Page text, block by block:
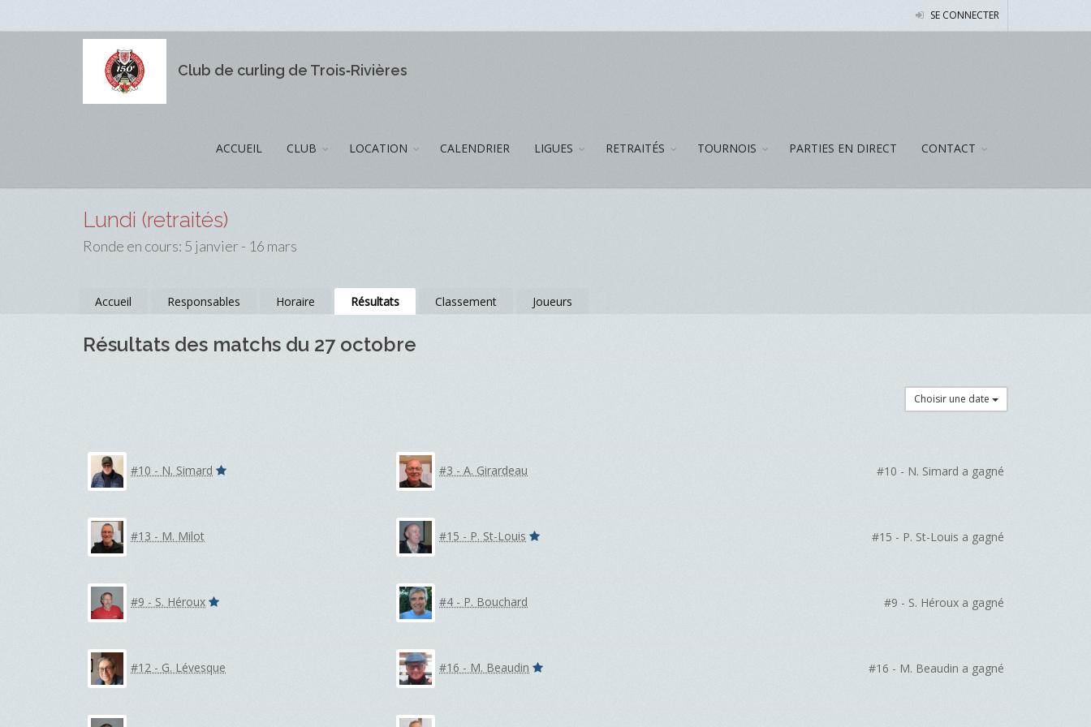
SE CONNECTER
Club de curling de Trois‑Rivières
ACCUEIL CLUB LOCATION CALENDRIER LIGUES RETRAITÉS TOURNOIS PARTIES EN DIRECT CONTACT
Lundi (retraités)
Ronde en cours: 5 janvier - 16 mars
Accueil Responsables Horaire Résultats Classement Joueurs
Résultats des matchs du 27 octobre
Choisir une date
#10 - N. Simard #3 - A. Girardeau #10 - N. Simard a gagné
#13 - M. Milot #15 - P. St-Louis #15 - P. St-Louis a gagné
#9 - S. Héroux #4 - P. Bouchard #9 - S. Héroux a gagné
#12 - G. Lévesque #16 - M. Beaudin #16 - M. Beaudin a gagné